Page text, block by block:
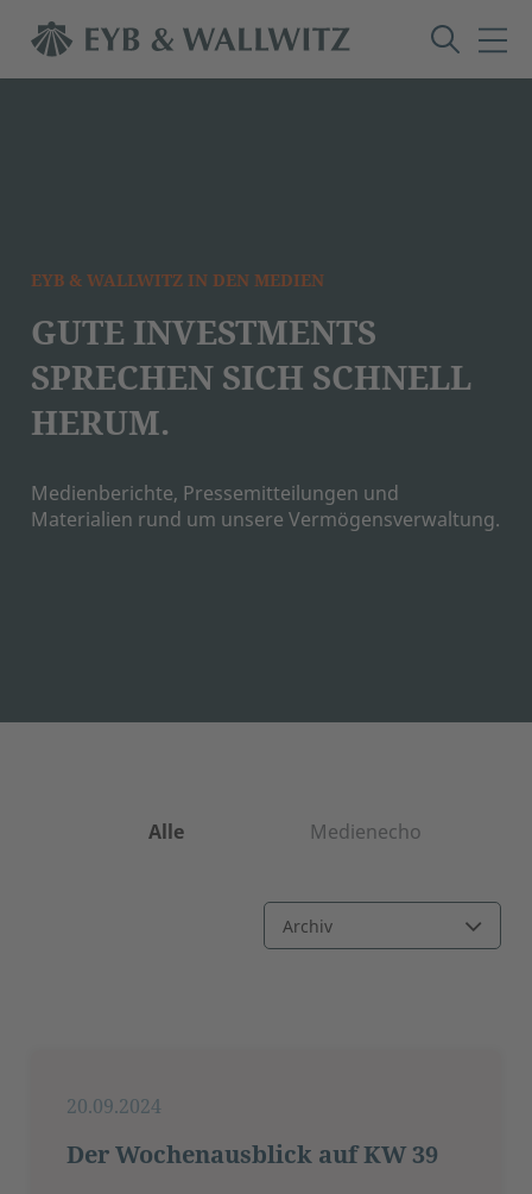
EYB & WALLWITZ IN DEN MEDIEN
GUTE INVESTMENTS
SPRECHEN SICH SCHNELL
HERUM.
Medienberichte, Pressemitteilungen und
Materialien rund um unsere Vermögensverwaltung.
Alle Medienecho
20.09.2024
Der Wochenausblick auf KW 39